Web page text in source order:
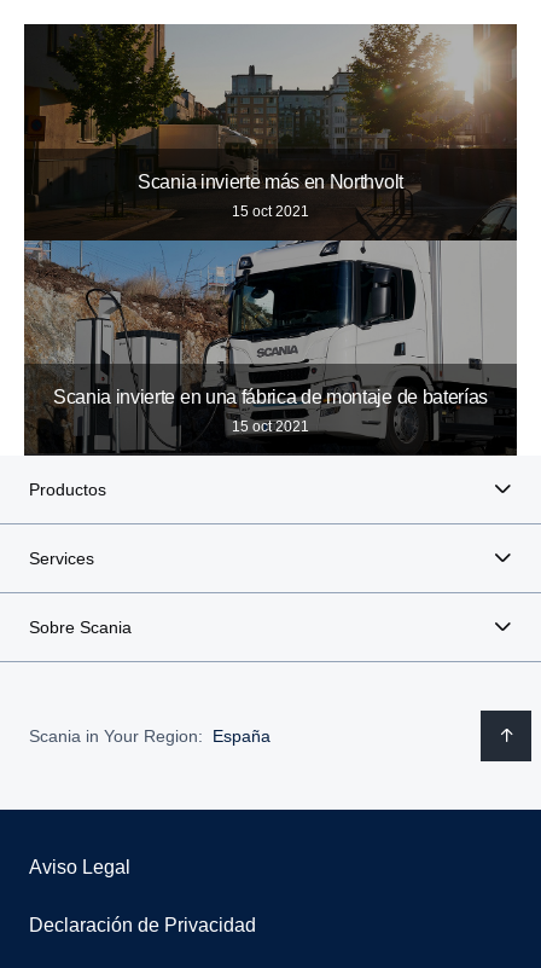
Scania invierte más en Northvolt
15 oct 2021
Scania invierte en una fábrica de montaje de baterías
15 oct 2021
Productos
Services
Sobre Scania
Scania in Your Region: España
Aviso Legal
Declaración de Privacidad